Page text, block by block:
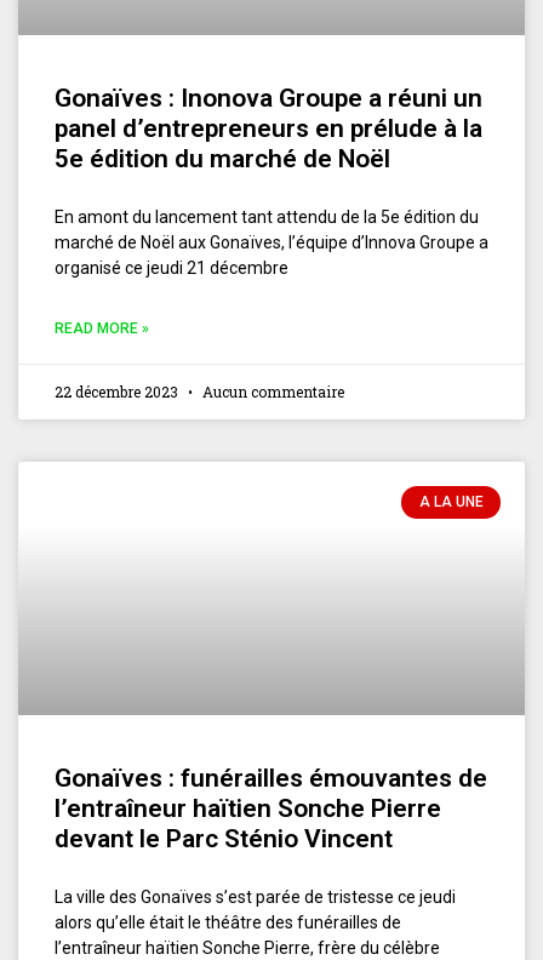
Gonaïves : Inonova Groupe a réuni un
panel d’entrepreneurs en prélude à la
5e édition du marché de Noël
En amont du lancement tant attendu de la 5e édition du
marché de Noël aux Gonaïves, l’équipe d’Innova Groupe a
organisé ce jeudi 21 décembre
READ MORE »
22 décembre 2023 Aucun commentaire
A LA UNE
Gonaïves : funérailles émouvantes de
l’entraîneur haïtien Sonche Pierre
devant le Parc Sténio Vincent
La ville des Gonaïves s’est parée de tristesse ce jeudi
alors qu’elle était le théâtre des funérailles de
l’entraîneur haïtien Sonche Pierre, frère du célèbre